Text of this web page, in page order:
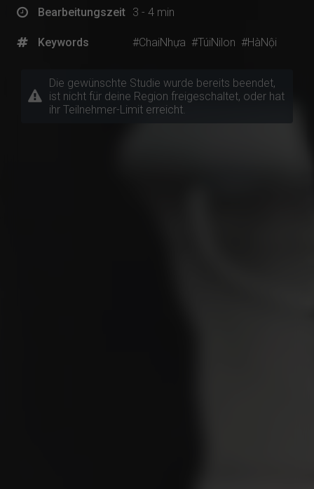
Bearbeitungszeit 3 - 4 min
Keywords #ChaiNhựa #TúiNilon #HàNội
Die gewünschte Studie wurde bereits beendet,
ist nicht für deine Region freigeschaltet, oder hat
ihr Teilnehmer-Limit erreicht.